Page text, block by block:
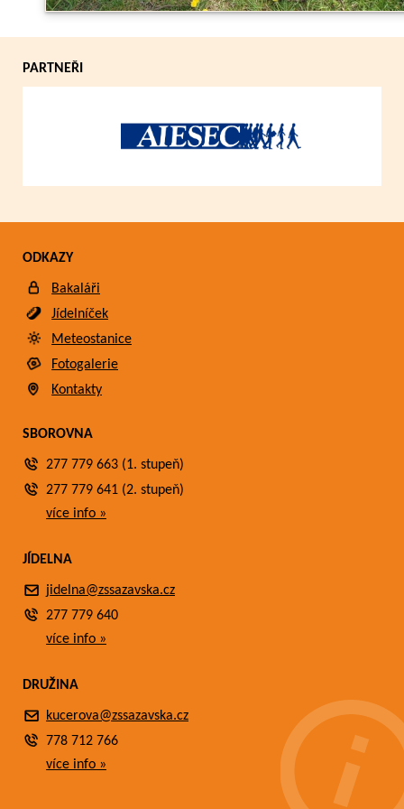
PARTNEŘI
ODKAZY
Bakaláři
Jídelníček
Meteostanice
Fotogalerie
Kontakty
SBOROVNA
277 779 663 (1. stupeň)
277 779 641 (2. stupeň)
více info »
JÍDELNA
jidelna@zssazavska.cz
277 779 640
více info »
DRUŽINA
kucerova@zssazavska.cz
778 712 766
více info »